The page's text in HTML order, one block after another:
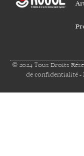
© 2024 Tous Droits
de confidentialité-